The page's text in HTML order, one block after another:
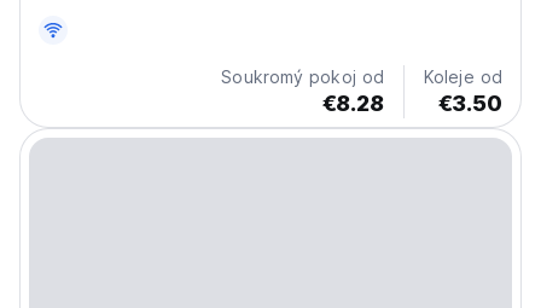
Soukromý pokoj od
€8.28
Koleje od
€3.50